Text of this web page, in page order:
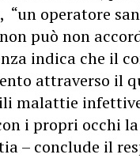
“un operatore
può non
indica che il
attraverso il
malattie
i propri occhi
– conclude il